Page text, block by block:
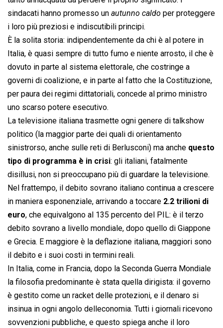
sindacati hanno promesso un  autunno caldo  per proteggere
i loro più preziosi e indiscutibili principi.
È la solita storia: indipendentemente da chi è al potere in
Italia, è quasi sempre di tutto fumo e niente arrosto, il che è
dovuto in parte al sistema elettorale, che costringe a
governi di coalizione, e in parte al fatto che la Costituzione,
per paura dei regimi dittatoriali, concede al primo ministro
uno scarso potere esecutivo.
La televisione italiana trasmette ogni genere di talkshow
politico (la maggior parte dei quali di orientamento
sinistrorso, anche sulle reti di Berlusconi) ma anche questo
tipo di programma è in crisi: gli italiani, fatalmente
disillusi, non si preoccupano più di guardare la televisione.
Nel frattempo, il debito sovrano italiano continua a crescere
in maniera esponenziale, arrivando a toccare 2.2 trilioni di
euro, che equivalgono al 135 percento del PIL: è il terzo
debito sovrano a livello mondiale, dopo quello di Giappone
e Grecia. E maggiore è la deflazione italiana, maggiori sono
il debito e i suoi costi in termini reali.
In Italia, come in Francia, dopo la Seconda Guerra Mondiale
la filosofia predominante è stata quella dirigista: il governo
è gestito come un racket delle protezioni, e il denaro si
insinua in ogni angolo delleconomia. Tutti i giornali ricevono
sovvenzioni pubbliche, e questo spiega anche il loro